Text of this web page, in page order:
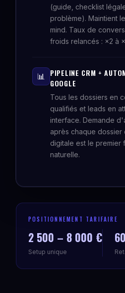
(guide, checklist
problème). Maintient
mind. Taux de
froids relancés : ×2 à
📊 PIPELINE CRM +
GOOGLE
Tous les dossiers en
qualifiés et leads en
interface. Demande
après chaque dossier
digitale est le premier
naturelle.
POSITIONNEMENT TARIFAIRE
2 500 – 8 000 €
Setup unique